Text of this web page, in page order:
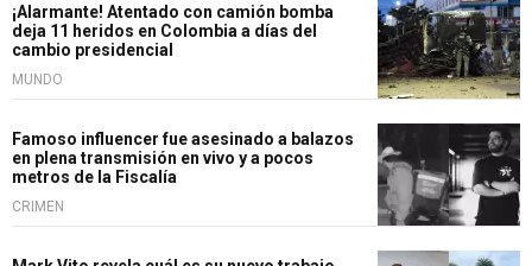
¡Alarmante! Atentado con camión bomba
deja 11 heridos en Colombia a días del
cambio presidencial
MUNDO
Famoso influencer fue asesinado a balazos
en plena transmisión en vivo y a pocos
metros de la Fiscalía
CRIMEN